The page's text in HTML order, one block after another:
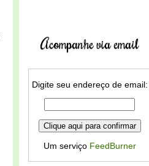
Acompanhe via email
Digite seu endereço de email:
Um serviço FeedBurner